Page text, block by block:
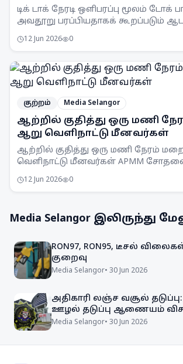
டிக் டாக் நேரடி ஒளிபரப்பு மூலம் டோக்
அவதூறு பரப்பியதாகக் கூறப்படும்
12 Jun 2026 0
குற்றம் Media Selangor
ஆற்றில் குதித்து ஒரு மணி
ஆறு வெளிநாட்டு மீனவர்கள்
ஆற்றில் குதித்து ஒரு மணி நேரம்
வெளிநாட்டு மீனவர்கள் APMM
எதிராக APMM தொடர்ந்து கண்காணிப்பு
12 Jun 2026 0
Media Selangor இலிருந்து
RON97, RON95, டீசல்
குறைவு
Media Selangor• 30 Jun 2026
அதிகாரி லஞ்ச வசூல்
ஊழல் தடுப்பு ஆணையம்
Media Selangor• 30 Jun 2026